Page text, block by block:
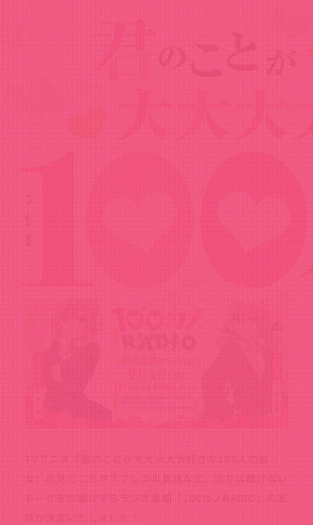
News
アニメ公式ラジオ「100カノRADIO」配
信決定！パーソナリティは本渡楓さんと
富田美憂さん！
TVアニメ『君のことが大大大大大好きな100人の彼
女』の見どころやアフレコの裏話など、他では聞けない
トークをお届けするラジオ番組「100カノRADIO」の配
信が決定いたしました！